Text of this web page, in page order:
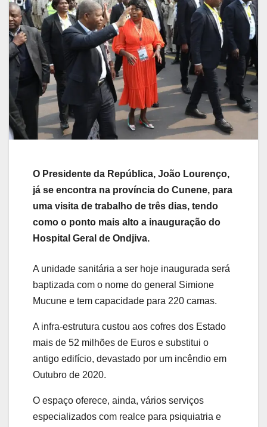
O Presidente da República, João Lourenço,
já se encontra na província do Cunene, para
uma visita de trabalho de três dias, tendo
como o ponto mais alto a inauguração do
Hospital Geral de Ondjiva.
A unidade sanitária a ser hoje inaugurada será
baptizada com o nome do general Simione
Mucune e tem capacidade para 220 camas.
A infra-estrutura custou aos cofres dos Estado
mais de 52 milhões de Euros e substitui o
antigo edifício, devastado por um incêndio em
Outubro de 2020.
O espaço oferece, ainda, vários serviços
especializados com realce para psiquiatria e